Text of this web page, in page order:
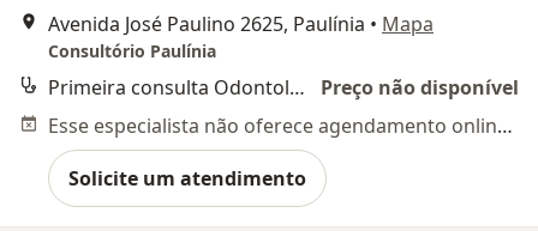
Avenida José Paulino 2625, Paulínia • Mapa
Consultório Paulínia
Primeira consulta Odontológica
Preço não disponível
Esse especialista não oferece agendamento online para esse endereço.
Solicite um atendimento